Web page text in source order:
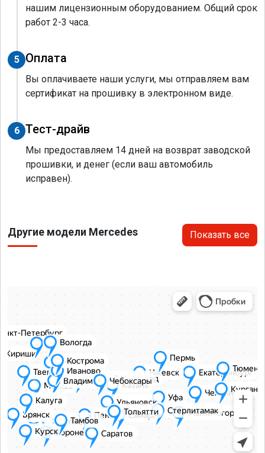
нашим лицензионным оборудованием. Общий срок
работ 2-3 часа.
5 Оплата
Вы оплачиваете наши услуги, мы отправляем вам
сертификат на прошивку в электронном виде.
6 Тест-драйв
Мы предоставляем 14 дней на возврат заводской
прошивки, и денег (если ваш автомобиль
исправен).
Другие модели Mercedes Показать все